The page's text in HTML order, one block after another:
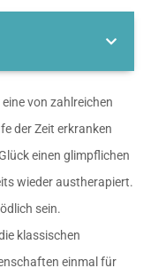
von zahlreichen
der Zeit erkranken
einen glimpflichen
wieder austherapiert.
sein.
klassischen
einmal für